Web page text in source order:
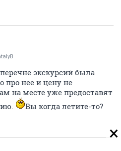
экскурсий была
про нее и цену не
на месте уже предоставят
Вы когда летите-то?